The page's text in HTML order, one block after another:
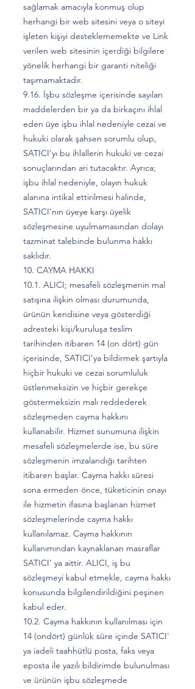
sağlamak amacıyla konmuş olup
herhangi bir web sitesini veya o siteyi
işleten kişiyi desteklememekte ve Link
verilen web sitesinin içerdiği bilgilere
yönelik herhangi bir garanti niteliği
taşımamaktadır.
9.16. İşbu sözleşme içerisinde sayılan
maddelerden bir ya da birkaçını ihlal
eden üye işbu ihlal nedeniyle cezai ve
hukuki olarak şahsen sorumlu olup,
SATICI’yı bu ihlallerin hukuki ve cezai
sonuçlarından ari tutacaktır. Ayrıca;
işbu ihlal nedeniyle, olayın hukuk
alanına intikal ettirilmesi halinde,
SATICI’nın üyeye karşı üyelik
sözleşmesine uyulmamasından dolayı
tazminat talebinde bulunma hakkı
saklıdır.
10. CAYMA HAKKI
10.1. ALICI; mesafeli sözleşmenin mal
satışına ilişkin olması durumunda,
ürünün kendisine veya gösterdiği
adresteki kişi/kuruluşa teslim
tarihinden itibaren 14 (on dört) gün
içerisinde, SATICI’ya bildirmek şartıyla
hiçbir hukuki ve cezai sorumluluk
üstlenmeksizin ve hiçbir gerekçe
göstermeksizin malı reddederek
sözleşmeden cayma hakkını
kullanabilir. Hizmet sunumuna ilişkin
mesafeli sözleşmelerde ise, bu süre
sözleşmenin imzalandığı tarihten
itibaren başlar. Cayma hakkı süresi
sona ermeden önce, tüketicinin onayı
ile hizmetin ifasına başlanan hizmet
sözleşmelerinde cayma hakkı
kullanılamaz. Cayma hakkının
kullanımından kaynaklanan masraflar
SATICI’ ya aittir. ALICI, iş bu
sözleşmeyi kabul etmekle, cayma hakkı
konusunda bilgilendirildiğini peşinen
kabul eder.
10.2. Cayma hakkının kullanılması için
14 (ondört) günlük süre içinde SATICI'
ya iadeli taahhütlü posta, faks veya
eposta ile yazılı bildirimde bulunulması
ve ürünün işbu sözleşmede